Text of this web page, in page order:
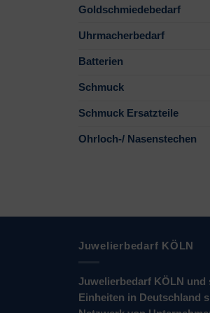
Goldschmiedebedarf
Uhrmacherbedarf
Batterien
Schmuck
Schmuck Ersatzteile
Ohrloch-/ Nasenstechen
Juwelierbedarf KÖLN
Juwelierbedarf KÖLN und
Einheiten in Deutschland